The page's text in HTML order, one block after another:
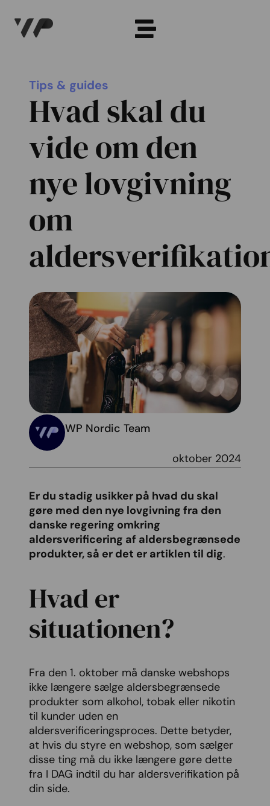
Tips & guides
Hvad skal du
vide om den
nye lovgivning
om
WP Nordic Team
oktober 2024
Er du stadig usikker på hvad du skal
gøre med den nye lovgivning fra den
danske regering omkring
aldersverificering af aldersbegrænsede
produkter, så er det er artiklen til dig.
Hvad er
situationen?
Fra den 1. oktober må danske webshops
ikke længere sælge aldersbegrænsede
produkter som alkohol, tobak eller nikotin
til kunder uden en
aldersverificeringsproces. Dette betyder,
at hvis du styre en webshop, som sælger
disse ting må du ikke længere gøre dette
fra I DAG indtil du har aldersverifikation på
din side.